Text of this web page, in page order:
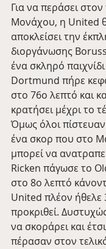
Για να περάσει στον
Μονάχου, η United
αποκλείσει την
διοργάνωσης
ένα σκληρό
Dortmund πήρε
στο 76ο λεπτό και
κρατήσει μέχρι το
Όμως όλοι
ένα σκορ που στο
μπορεί να
Ricken πάγωσε το
στο 8ο λεπτό
United πλέον ήθελε
προκριθεί.
να σκοράρει και
πέρασαν στον